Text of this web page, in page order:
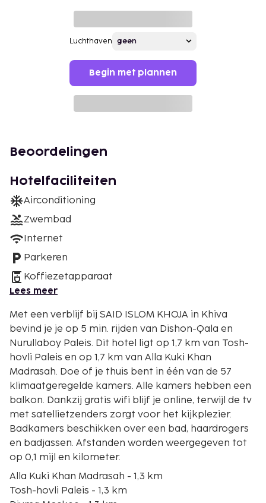
Luchthaven
Begin met plannen
Beoordelingen
Hotelfaciliteiten
Airconditioning
Zwembad
Internet
Parkeren
Koffiezetapparaat
Lees meer
Met een verblijf bij SAID ISLOM KHOJA in Khiva
bevind je je op 5 min. rijden van Dishon-Qala en
Nurullaboy Paleis. Dit hotel ligt op 1,7 km van Tosh-
hovli Paleis en op 1,7 km van Alla Kuki Khan
Madrasah. Doe of je thuis bent in één van de 57
klimaatgeregelde kamers. Alle kamers hebben een
balkon. Dankzij gratis wifi blijf je online, terwijl de tv
met satellietzenders zorgt voor het kijkplezier.
Badkamers beschikken over een bad, haardrogers
en badjassen. Afstanden worden weergegeven tot
op 0,1 mijl en kilometer.
Alla Kuki Khan Madrasah - 1,3 km
Tosh-hovli Paleis - 1,3 km